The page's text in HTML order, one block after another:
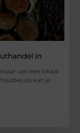
in
van een lokaal
kan je